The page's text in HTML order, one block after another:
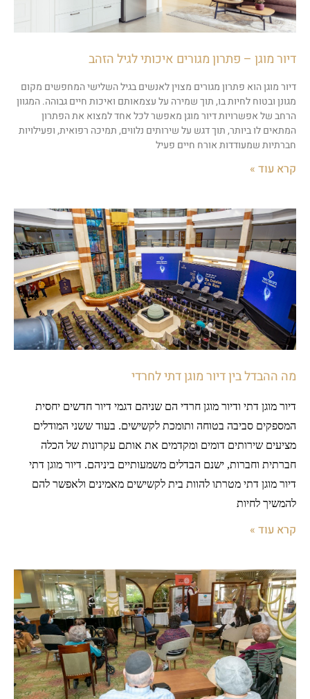
דיור מוגן – פתרון מגורים איכותי לגיל הזהב
דיור מוגן הוא פתרון מגורים מצוין לאנשים בגיל השלישי המחפשים מקום
מגונן ובטוח לחיות בו, תוך שמירה על עצמאותם ואיכות חיים גבוהה. המגוון
הרחב של אפשרויות דיור מוגן מאפשר לכל אחד למצוא את הפתרון
המתאים לו ביותר, תוך דגש על שירותים נלווים, תמיכה רפואית, ופעילויות
חברתיות שמעודדות אורח חיים פעיל
קרא עוד »
מה ההבדל בין דיור מוגן דתי לחרדי
דיור מוגן דתי ודיור מוגן חרדי הם שניהם דגמי דיור חדשים יחסית
המספקים סביבה בטוחה ותומכת לקשישים. בעוד ששני המודלים
מציעים שירותים דומים ומקדמים את אותם עקרונות של הכלה
חברתית וחברות, ישנם הבדלים משמעותיים ביניהם. דיור מוגן דתי
דיור מוגן דתי מטרתו להוות בית לקשישים מאמינים ולאפשר להם
להמשיך לחיות
קרא עוד »